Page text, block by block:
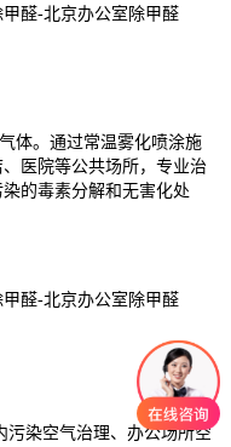
体。通过常温雾化喷涂施
医院等公共场所，专业治
的毒素分解和无害化处
污染空气治理、办公场所空